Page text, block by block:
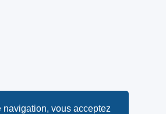
navigation, vous acceptez